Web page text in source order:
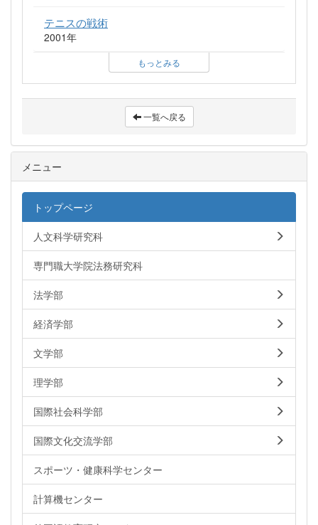
テニスの戦術
2001年
もっとみる
一覧へ戻る
メニュー
トップページ
人文科学研究科
専門職大学院法務研究科
法学部
経済学部
文学部
理学部
国際社会科学部
国際文化交流学部
スポーツ・健康科学センター
計算機センター